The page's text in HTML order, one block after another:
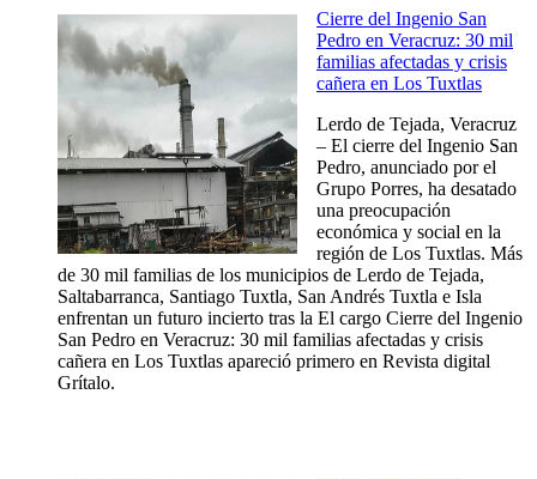
Cierre del Ingenio San
Pedro en Veracruz: 30 mil
familias afectadas y crisis
cañera en Los Tuxtlas
Lerdo de Tejada, Veracruz
– El cierre del Ingenio San
Pedro, anunciado por el
Grupo Porres, ha desatado
una preocupación
económica y social en la
región de Los Tuxtlas. Más
de 30 mil familias de los municipios de Lerdo de Tejada,
Saltabarranca, Santiago Tuxtla, San Andrés Tuxtla e Isla
enfrentan un futuro incierto tras la El cargo Cierre del Ingenio
San Pedro en Veracruz: 30 mil familias afectadas y crisis
cañera en Los Tuxtlas apareció primero en Revista digital
Grítalo.